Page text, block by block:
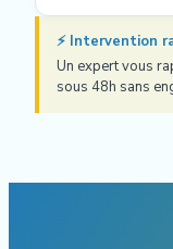
⚡ Intervention
Un expert vous
sous 48h sans